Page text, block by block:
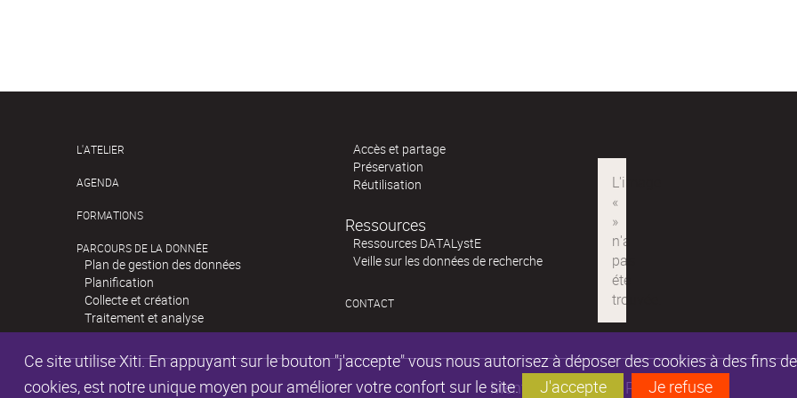
Ce site utilise Xiti. En appuyant sur le bouton "j'accepte" vous nous autorisez à déposer des cookies à des fins
cookies, est notre unique moyen pour améliorer votre confort sur le site.
J'accepte Je refuse
L'ATELIER
AGENDA
FORMATIONS
PARCOURS DE LA DONNÉE
Plan de gestion des données
Planification
Collecte et création
Traitement et analyse
Accès et partage
Préservation
Réutilisation
Ressources
Ressources DATALystE
Veille sur les données de recherche
CONTACT
Mentions légales Partenaires